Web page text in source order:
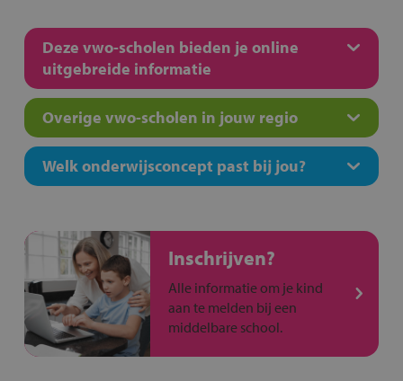
Deze vwo-scholen bieden je online
uitgebreide informatie
Overige vwo-scholen in jouw regio
Welk onderwijsconcept past bij jou?
Inschrijven?
Alle informatie om je kind
aan te melden bij een
middelbare school.